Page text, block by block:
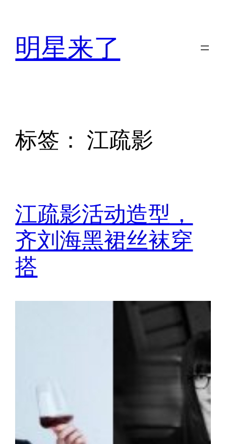
明星来了
标签： 江疏影
江疏影活动造型，
齐刘海黑裙丝袜穿
搭